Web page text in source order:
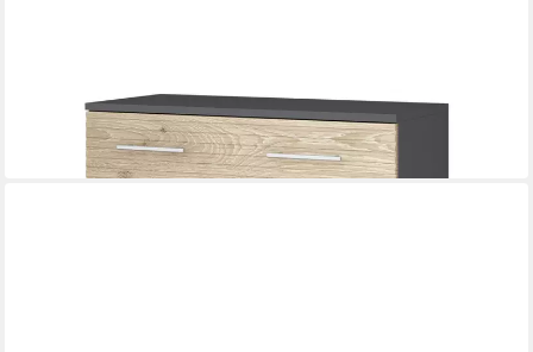
76 x 84 x 35 cm B/H/T
149,99 €
in 4-5 Werktagen bei dir